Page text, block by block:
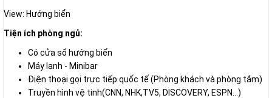
View: Hướng biển
Tiện ích phòng ngủ:
Có cửa sổ hướng biển
Máy lạnh - Minibar
Điện thoại gọi trực tiếp quốc tế (Phòng khách và phòng tắm)
Truyền hình vệ tinh(CNN, NHK,TV5, DISCOVERY, ESPN...)